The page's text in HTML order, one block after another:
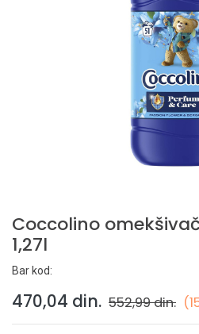
Coccolino
1,27l
Bar kod:
470,04 din. 552,99din.